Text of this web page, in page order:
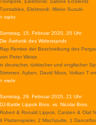
Trompete, Elektronik: Sabine Ercklentz
Turntables, Elektronik: Mieko Suzuki
> mehr
Samstag, 15. Februar 2020, 20 Uhr
Die Ästhetik des Widerstands
Rap Remixe der Beschreibung des
von Peter Weiss
in deutscher, türkischer und englischer
Stimmen: Ayben, David Moss, Volkan T
> mehr
Samstag, 29. Februar 2020, 21 Uhr
DJ-Battle Lippok Bros. vs. Nicolai Bros.
Robert & Ronald Lippok, Carsten & Olaf
4 Plattenspieler, 2 Mischpulte, 1